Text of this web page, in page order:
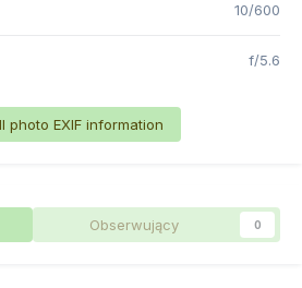
10/600
f/5.6
photo EXIF information
Obserwujący 0